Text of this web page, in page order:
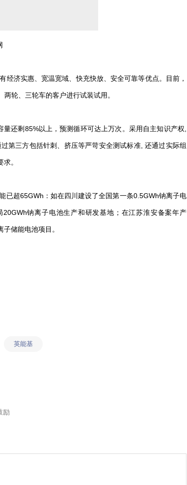
济实惠、宽温宽域、快充快放、安全可靠等优点。目前，
轮、三轮车的客户进行试装试用。
还剩85%以上，预测循环可达上万次。采用自主知识产权,
第三方包括针刺、挤压等严苛安全测试标准, 还通过实际组
。
已超65GWh：如在四川建设了全国第一条0.5GWh钠离子电
钠离子电池生产和研发基地；在江苏淮安备案年产
储能电池项目。
英能基
励